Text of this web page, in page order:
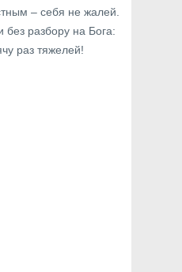
– себя не жалей.
разбору на Бога:
раз тяжелей!